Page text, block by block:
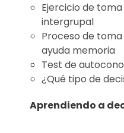
Ejercicio de
intergrupal
Proceso de
ayuda memoria
Test de
¿Qué tipo de
Aprendiendo a